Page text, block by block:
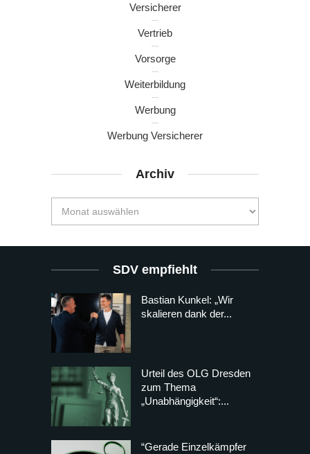
Versicherer
Vertrieb
Vorsorge
Weiterbildung
Werbung
Werbung Versicherer
Archiv
SDV empfiehlt
Bastian Kunkel: „Wir
skalieren dank der...
Urteil des OLG Dresden
zum Thema
„Unabhängigkeit“:...
“Gerade Einzelkämpfer